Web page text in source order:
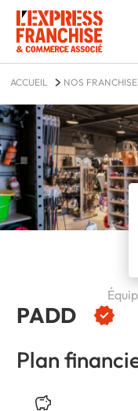
ACCUEIL NOS
PADD
Plan